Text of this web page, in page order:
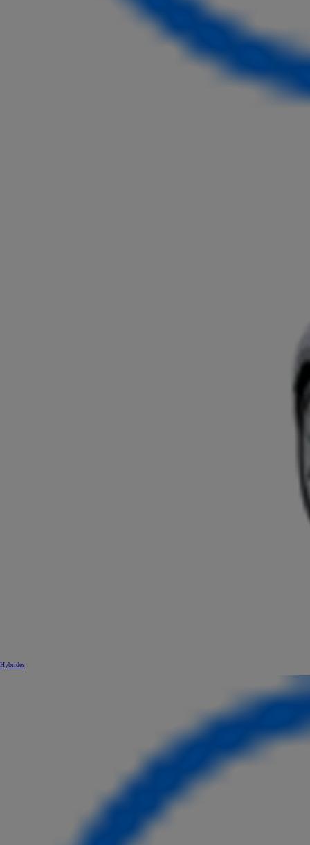
Hybrides